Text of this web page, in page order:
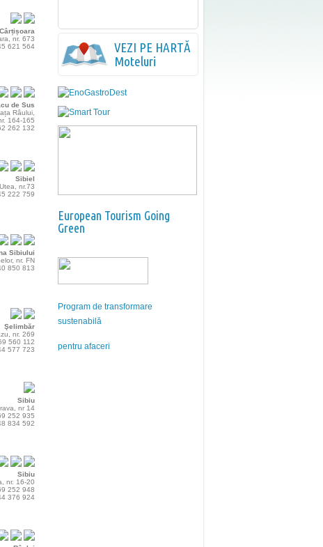
Cârțișoara
nr. 673
621 564
de Sus
Râului,
164-165
262 132
Sibiel
nr.73
222 759
Sibiului
nr. FN
850 813
Şelimbăr
nr. 269
560 112
577 723
Sibiu
nr 14
252 935
834 592
Sibiu
nr. 16-20
252 948
376 924
VEZI PE HARTĂ
Moteluri
European Tourism Going
Green
Program de transformare
sustenabilă
pentru afaceri